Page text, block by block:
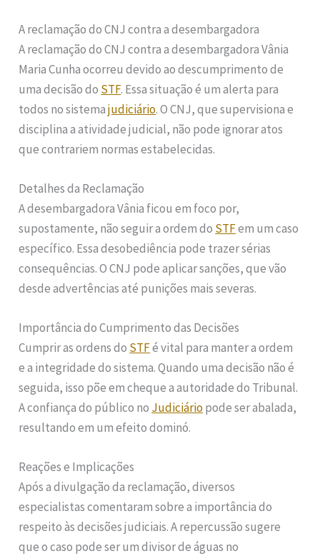
A reclamação do CNJ contra a desembargadora
A reclamação do CNJ contra a desembargadora Vânia
Maria Cunha ocorreu devido ao descumprimento de
uma decisão do STF. Essa situação é um alerta para
todos no sistemajudiciário. O CNJ, que supervisiona e
disciplina a atividade judicial, não pode ignorar atos
que contrariem normas estabelecidas.
Detalhes da Reclamação
A desembargadora Vânia ficou em foco por,
supostamente, não seguir a ordem do STFem um caso
específico. Essa desobediência pode trazer sérias
consequências. O CNJ pode aplicar sanções, que vão
desde advertências até punições mais severas.
Importância do Cumprimento das Decisões
Cumprir as ordens do STFé vital para manter a ordem
e a integridade do sistema. Quando uma decisão não é
seguida, isso põe em cheque a autoridade do Tribunal.
A confiança do público no Judiciáriopode ser abalada,
resultando em um efeito dominó.
Reações e Implicações
Após a divulgação da reclamação, diversos
especialistas comentaram sobre a importância do
respeito às decisões judiciais. A repercussão sugere
que o caso pode ser um divisor de águas no